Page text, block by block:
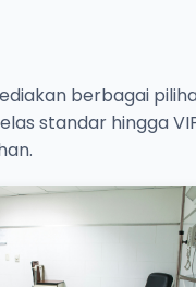
berbagai
standar hingga